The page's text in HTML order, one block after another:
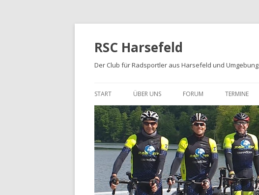
RSC Harsefeld
Der Club für Radsportler aus Harsefeld und Umgebung
START ÜBER UNS
ÜBER UNS
UNSERE STRECKEN
FOTOALBEN
PRESSE
FORUM TERMINE